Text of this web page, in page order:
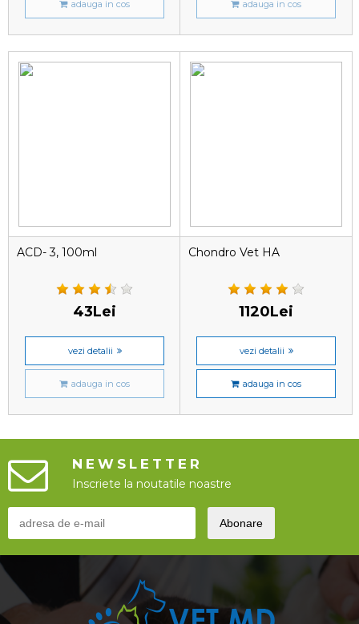
adauga in cos adauga in cos
ACD- 3, 100ml
43Lei
vezi detalii
adauga in cos
Chondro Vet HA
1120Lei
vezi detalii
adauga in cos
NEWSLETTER
Inscriete la noutatile noastre